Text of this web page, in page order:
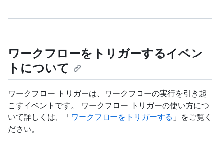
ワークフローをトリガーするイベン
トについて
ワークフロー トリガーは、ワークフローの実行を引き起
こすイベントです。 ワークフロー トリガーの使い方につ
いて詳しくは、「ワークフローをトリガーする 」をご覧く
ださい。